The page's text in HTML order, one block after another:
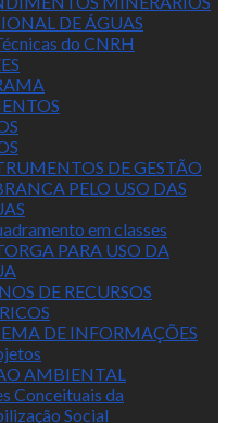
DE ÁGUAS
do CNRH
DE GESTÃO
PELO USO DAS
em classes
PARA USO DA
DE RECURSOS
DE INFORMAÇÕES
AMBIENTAL
Conceituais da
Social